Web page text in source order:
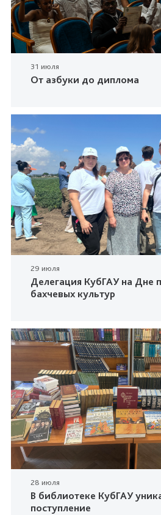
31 июля
От азбуки до диплома
29 июля
Делегация КубГАУ на Дне
бахчевых культур
28 июля
В библиотеке КубГАУ
поступление